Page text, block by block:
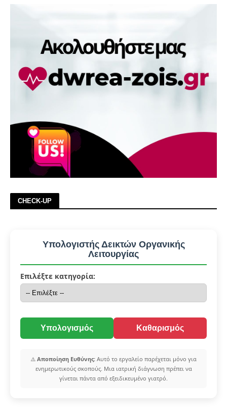
CHECK-UP
Υπολογιστής Δεικτών Οργανικής
Λειτουργίας
Επιλέξτε κατηγορία:
Υπολογισμός Καθαρισμός
⚠️ Αποποίηση Ευθύνης: Αυτό το εργαλείο παρέχεται μόνο για
ενημερωτικούς σκοπούς. Μια ιατρική διάγνωση πρέπει να
γίνεται πάντα από εξειδικευμένο γιατρό.